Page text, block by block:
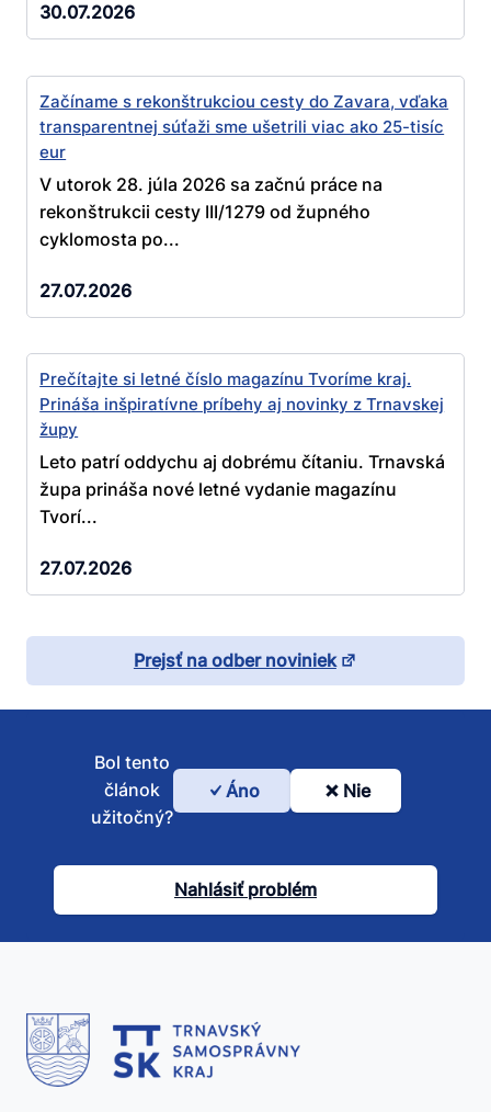
30.07.2026
Začíname s rekonštrukciou cesty do Zavara, vďaka
transparentnej súťaži sme ušetrili viac ako 25-tisíc
eur
V utorok 28. júla 2026 sa začnú práce na
rekonštrukcii cesty III/1279 od župného
cyklomosta po...
27.07.2026
Prečítajte si letné číslo magazínu Tvoríme kraj.
Prináša inšpiratívne príbehy aj novinky z Trnavskej
župy
Leto patrí oddychu aj dobrému čítaniu. Trnavská
župa prináša nové letné vydanie magazínu
Tvorí...
27.07.2026
Prejsť na odber noviniek
Bol
článok
užitočný?
Bol tento
článok
užitočný?
Áno Nie
Nahlásiť problém